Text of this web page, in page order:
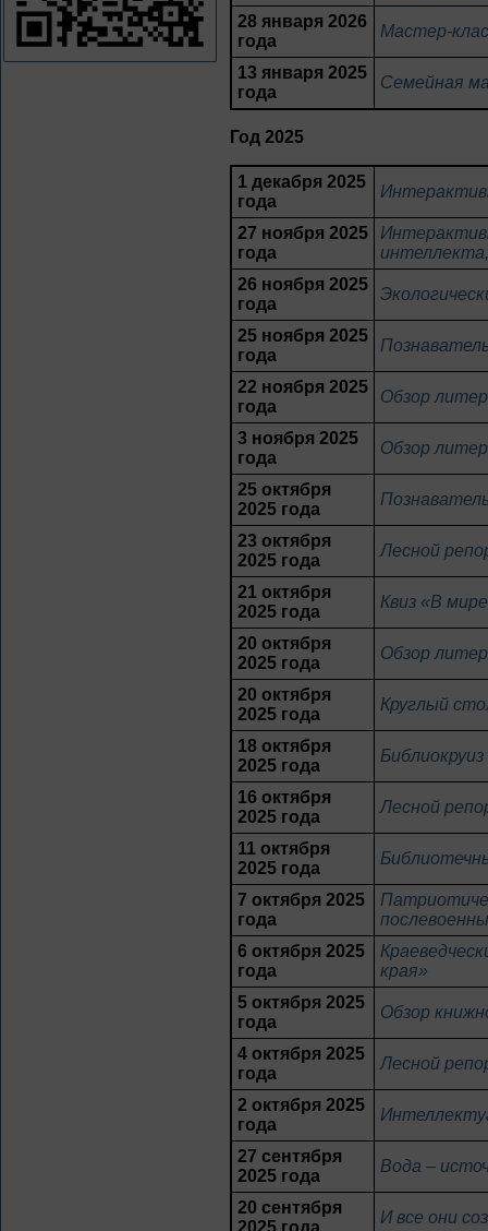
28 января 2026
года
Мастер-
13 января 2025
года
Семейная
Год 2025
1 декабря 2025
года
27 ноября 2025
года
26 ноября 2025
года
25 ноября 2025
года
22 ноября 2025
года
Обзор
3 ноября 2025
года
Обзор
25 октября
2025 года
23 октября
2025 года
Лесной
21 октября
2025 года
Квиз «В
20 октября
2025 года
Обзор
20 октября
2025 года
Круглый
18 октября
2025 года
16 октября
2025 года
Лесной
11 октября
2025 года
7 октября 2025
года
6 октября 2025
года
края»
5 октября 2025
года
Обзор
4 октября 2025
года
Лесной
2 октября 2025
года
27 сентября
2025 года
Вода –
20 сентября
2025 года
И все они